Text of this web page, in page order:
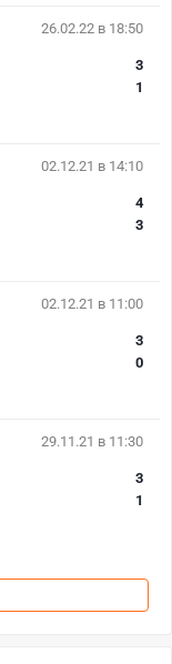
26.02.22 в 18:50
3
1
02.12.21 в 14:10
4
3
02.12.21 в 11:00
3
0
29.11.21 в 11:30
3
1